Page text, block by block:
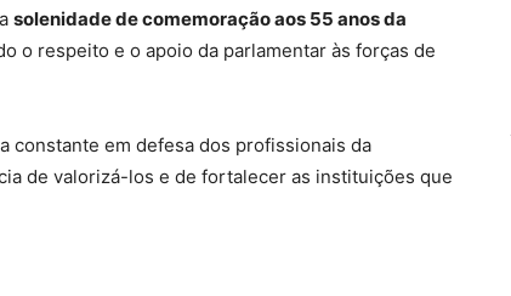
solenidade de comemoração aos 55 anos da
o respeito e o apoio da parlamentar às forças de
constante em defesa dos profissionais da
de valorizá-los e de fortalecer as instituições que